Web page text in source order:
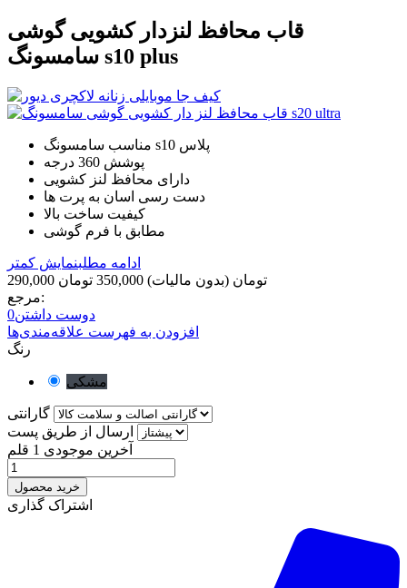
قاب محافظ لنزدار کشویی گوشی
سامسونگ s10 plus
مناسب سامسونگ s10 پلاس
پوشش 360 درجه
دارای محافظ لنز کشویی
دست رسی اسان به پرت ها
کیفیت ساخت بالا
مطابق با فرم گوشی
ادامه مطلبنمایش کمتر
290,000 تومان (بدون مالیات) 350,000 تومان
مرجع:
دوست داشتن0
افزودن به فهرست علاقه‌مندی‌ها
رنگ
مشکی
گارانتی
ارسال از طریق پست
آخرین موجودی 1 قلم
خرید محصول
اشتراک گذاری